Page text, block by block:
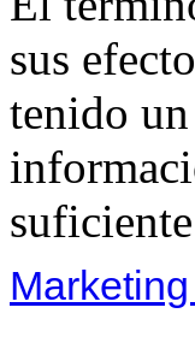
sus
tenido